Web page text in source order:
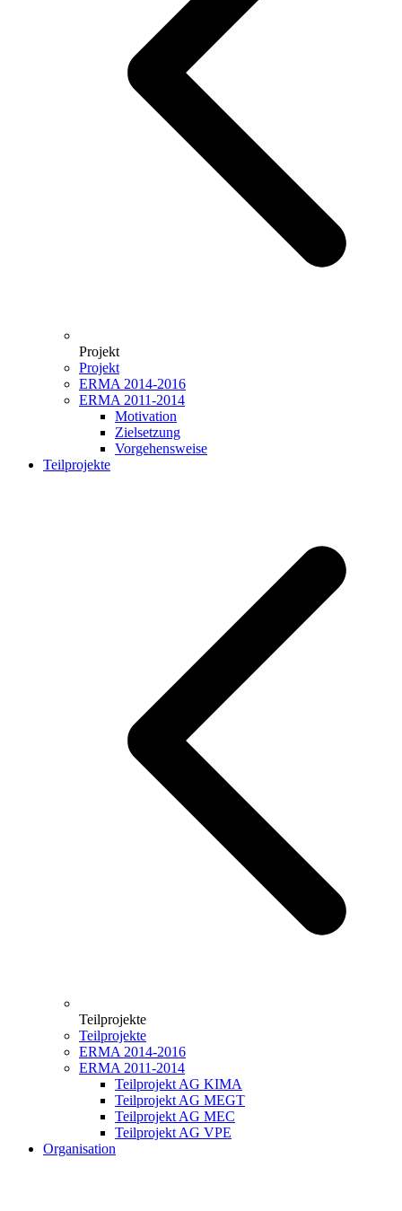
Projekt
Projekt
ERMA 2014-2016
ERMA 2011-2014
Motivation
Zielsetzung
Vorgehensweise
Teilprojekte
Teilprojekte
Teilprojekte
ERMA 2014-2016
ERMA 2011-2014
Teilprojekt AG KIMA
Teilprojekt AG MEGT
Teilprojekt AG MEC
Teilprojekt AG VPE
Organisation